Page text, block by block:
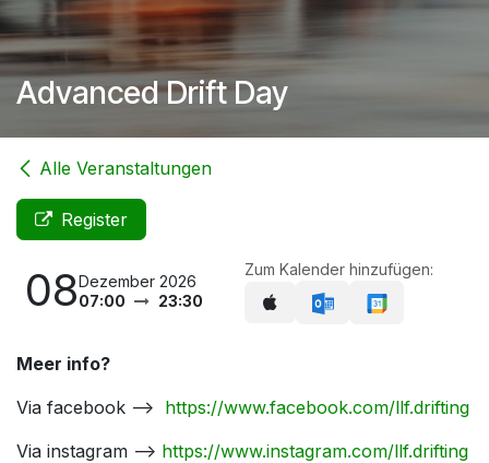
Advanced Drift Day
Alle Veranstaltungen
Register
08Dezember 2026
07:00
23:30
Zum Kalender hinzufügen:
Meer info?
Via facebook --> https://www.facebook.com/llf.drifting
Via instagram --> https://www.instagram.com/llf.drifting